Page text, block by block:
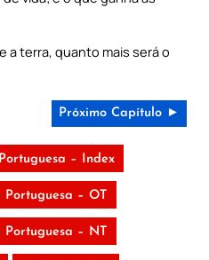
a terra, quanto mais será o
Próximo Capítulo ►
– Index
– OT
Portuguesa – NT